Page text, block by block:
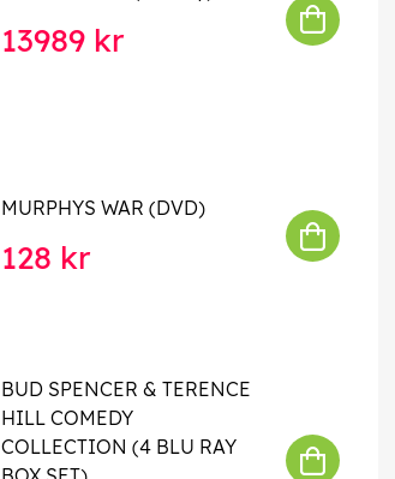
13989 kr
MURPHYS WAR (DVD)
128 kr
BUD SPENCER & TERENCE
HILL COMEDY
COLLECTION (4 BLU RAY